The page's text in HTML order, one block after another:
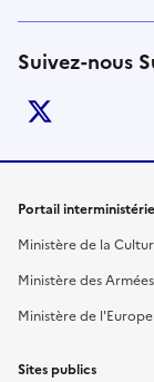
Suivez-nous
Liens de
Portail
Ministère de la
Ministère des Armées
Ministère de
Sites publics